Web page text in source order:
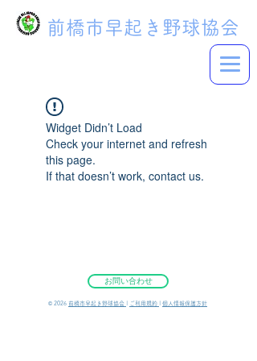
前橋市早起き野球協会
Widget Didn’t Load
Check your internet and refresh
this page.
If that doesn’t work, contact us.
お問い合わせ
©︎ 2026 前橋市早起き野球協会 ご利用規約 個人情報保護方針